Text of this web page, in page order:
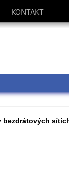
KONTAKT